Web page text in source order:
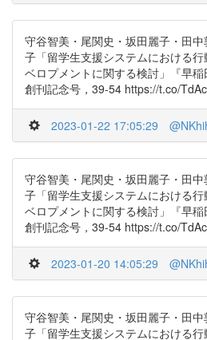
守谷智美・尾関史・坂田麗子・田
子「留学生支援システムにおける
ベロプメントに関する検討」『早稲
創刊記念号，39-54 https://t.co/
2023-01-22 17:05:29
守谷智美・尾関史・坂田麗子・田
子「留学生支援システムにおける
ベロプメントに関する検討」『早稲
創刊記念号，39-54 https://t.co/
2023-01-20 14:05:29
守谷智美・尾関史・坂田麗子・田
子「留学生支援システムにおける